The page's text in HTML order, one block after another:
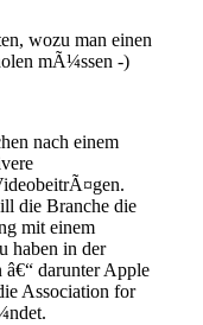
wozu man einen
mÃ¼ssen -)
nach einem
die Branche die
mit einem
haben in der
â€“ darunter Apple
Association for